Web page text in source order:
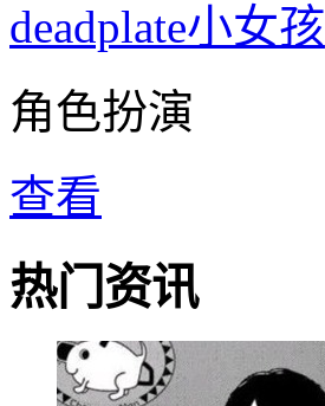
deadplate小女孩
角色扮演
查看
热门资讯